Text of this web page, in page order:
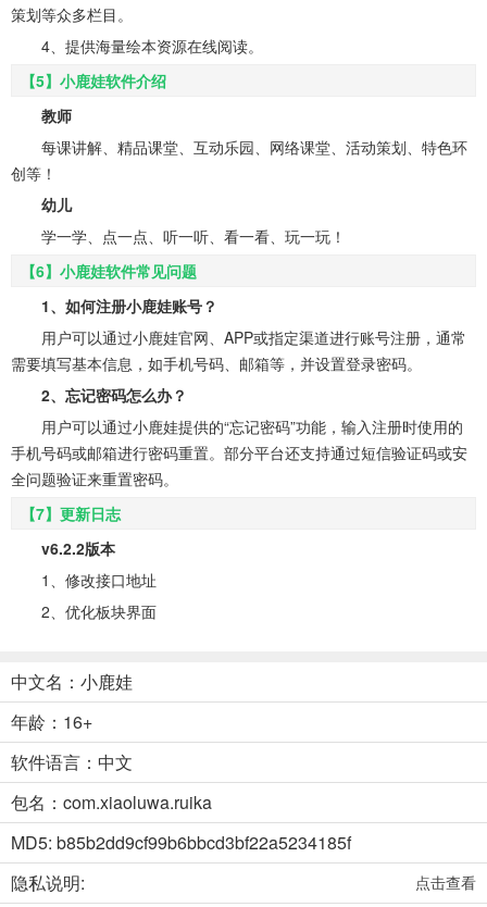
策划等众多栏目。
4、提供海量绘本资源在线阅读。
【5】小鹿娃软件介绍
教师
每课讲解、精品课堂、互动乐园、网络课堂、活动策划、特色环
创等！
幼儿
学一学、点一点、听一听、看一看、玩一玩！
【6】小鹿娃软件常见问题
1、如何注册小鹿娃账号？
用户可以通过小鹿娃官网、APP或指定渠道进行账号注册，通常
需要填写基本信息，如手机号码、邮箱等，并设置登录密码。
2、忘记密码怎么办？
用户可以通过小鹿娃提供的“忘记密码”功能，输入注册时使用的
手机号码或邮箱进行密码重置。部分平台还支持通过短信验证码或安
全问题验证来重置密码。
【7】更新日志
v6.2.2版本
1、修改接口地址
2、优化板块界面
中文名：小鹿娃
年龄：16+
软件语言：中文
包名：com.xiaoluwa.ruika
MD5: b85b2dd9cf99b6bbcd3bf22a5234185f
隐私说明:
点击查看